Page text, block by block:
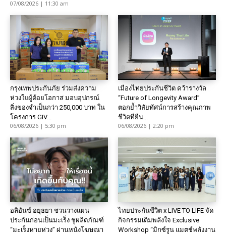
07/08/2026 | 11:30 am
กรุงเทพประกันภัย ร่วมส่งความ
ห่วงใยผู้ด้อยโอกาส มอบอุปกรณ์
สิ่งของจำเป็นกว่า 250,000 บาท ใน
โครงการ GIV...
06/08/2026 | 5:30 pm
เมืองไทยประกันชีวิต คว้ารางวัล
“Future of Longevity Award”
ตอกย้ำวิสัยทัศน์การสร้างคุณภาพ
ชีวิตที่ยืน...
06/08/2026 | 2:20 pm
อลิอันซ์ อยุธยา ชวนวางแผน
ประกันก่อนเป็นมะเร็ง ชูผลิตภัณฑ์
“มะเร็งหายห่วง” ผ่านหนังโฆษณา
ไทยประกันชีวิต x LIVE TO LIFE จัด
กิจกรรมเติมพลังใจ Exclusive
Workshop “มิกซ์รูน แมตช์พลังงาน